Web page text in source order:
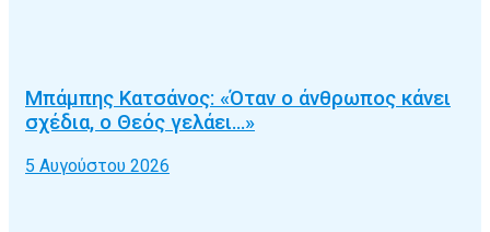
Μπάμπης Κατσάνος: «Όταν ο άνθρωπος κάνει
σχέδια, ο Θεός γελάει…»
5 Αυγούστου 2026